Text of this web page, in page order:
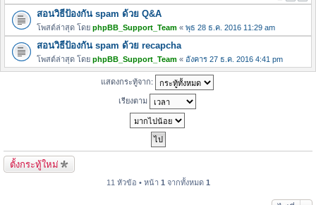
สอนวิธีป้องกัน spam ด้วย Q&A
โพสต์ล่าสุด โดย phpBB_Support_Team « พุธ 28 ธ.ค. 2016 11:29 am
สอนวิธีป้องกัน spam ด้วย recapcha
โพสต์ล่าสุด โดย phpBB_Support_Team « อังคาร 27 ธ.ค. 2016 4:41 pm
แสดงกระทู้จาก:
เรียงตาม
ตั้งกระทู้ใหม่
11 หัวข้อ • หน้า 1 จากทั้งหมด 1